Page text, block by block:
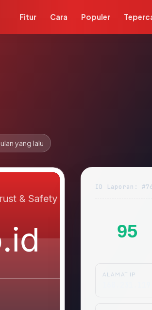
Fitur Cara Populer
yang lalu
ID Laporan:
95
ALAMAT IP